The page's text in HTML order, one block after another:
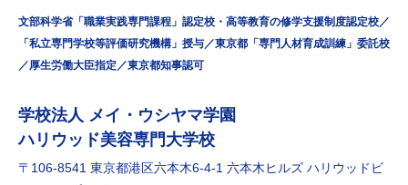
文部科学省「職業実践専門課程」認定校・高等教育の修学支援制度認定校／
「私立専門学校等評価研究機構」授与／東京都「専門人材育成訓練」委託校
／厚生労働大臣指定／東京都知事認可
学校法⼈ メイ・ウシヤマ学園
ハリウッド美容専門大学校
〒106-8541 東京都港区六本⽊6-4-1 六本⽊ヒルズ ハリウッドビ